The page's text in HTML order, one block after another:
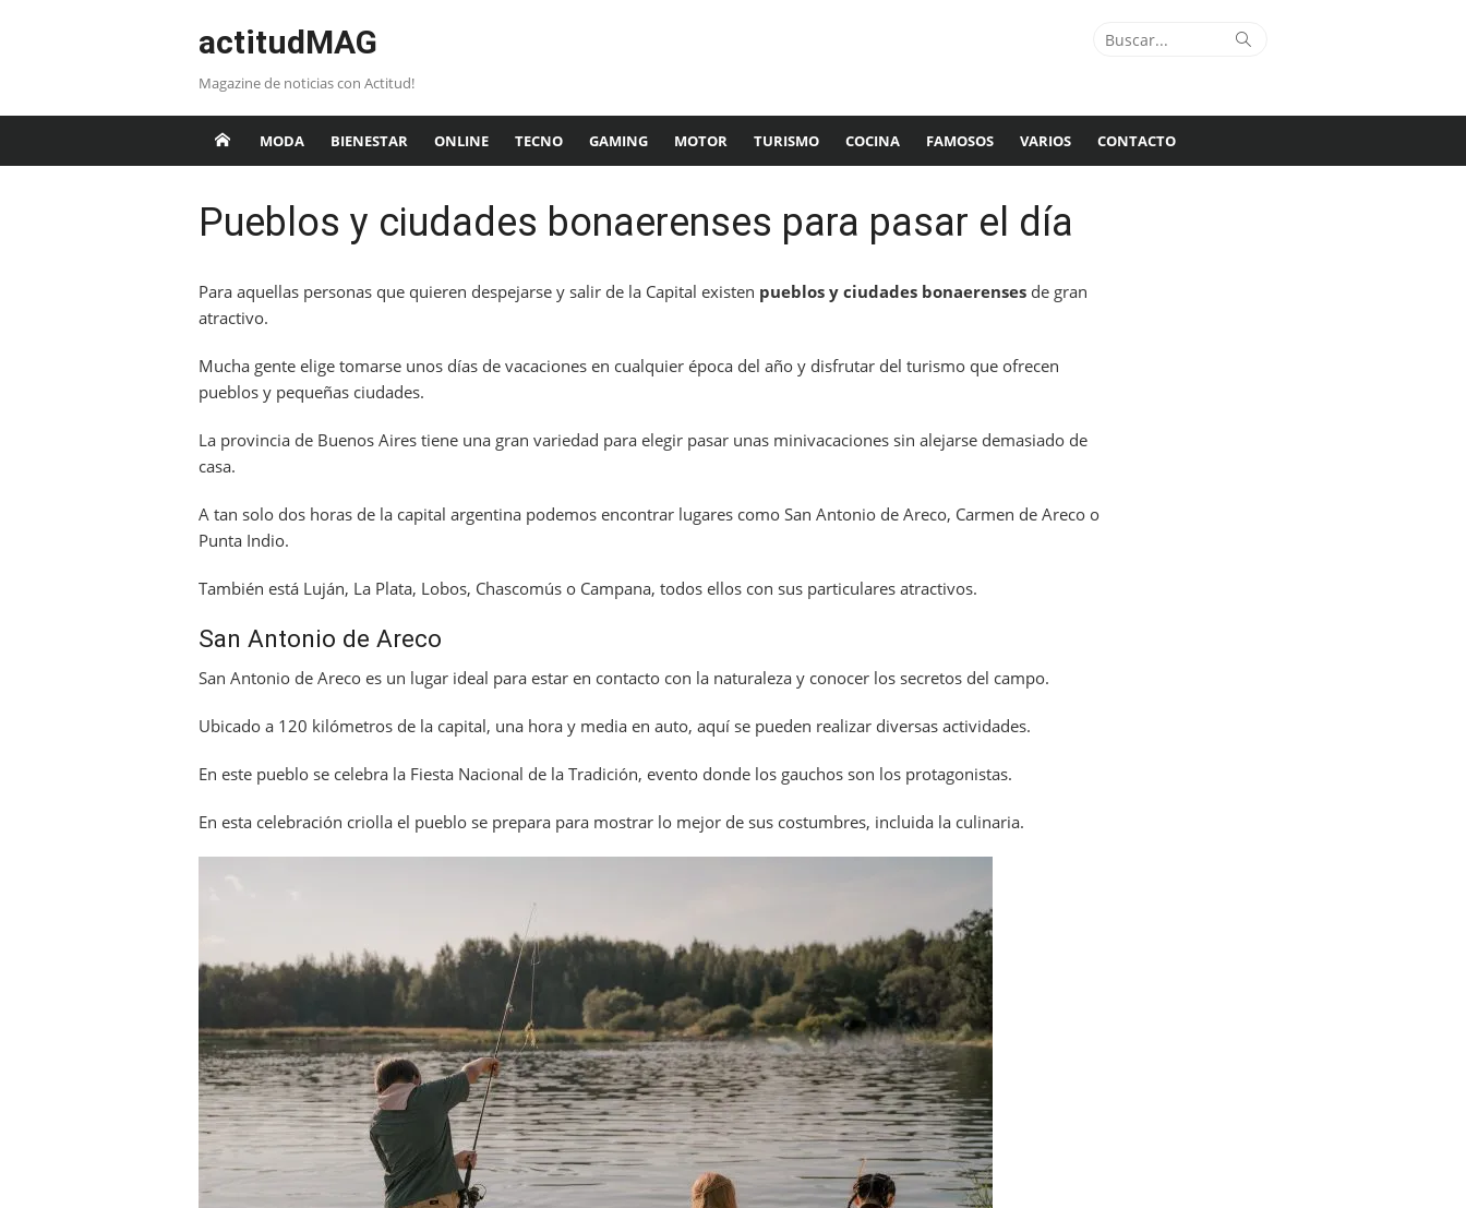
actitudMAG
Magazine de noticias con Actitud!
Buscar: Buscar
MODA BIENESTAR ONLINE TECNO GAMING MOTOR TURISMO COCINA FAMOSOS VARIOS CONTACTO
Pueblos y ciudades bonaerenses para pasar el día
Para aquellas personas que quieren despejarse y salir de la Capital existen pueblos y ciudades bonaerenses de gran
atractivo.
Mucha gente elige tomarse unos días de vacaciones en cualquier época del año y disfrutar del turismo que ofrecen
pueblos y pequeñas ciudades.
La provincia de Buenos Aires tiene una gran variedad para elegir pasar unas minivacaciones sin alejarse demasiado de
casa.
A tan solo dos horas de la capital argentina podemos encontrar lugares como San Antonio de Areco, Carmen de Areco o
Punta Indio.
También está Luján, La Plata, Lobos, Chascomús o Campana, todos ellos con sus particulares atractivos.
San Antonio de Areco
San Antonio de Areco es un lugar ideal para estar en contacto con la naturaleza y conocer los secretos del campo.
Ubicado a 120 kilómetros de la capital, una hora y media en auto, aquí se pueden realizar diversas actividades.
En este pueblo se celebra la Fiesta Nacional de la Tradición, evento donde los gauchos son los protagonistas.
En esta celebración criolla el pueblo se prepara para mostrar lo mejor de sus costumbres, incluida la culinaria.